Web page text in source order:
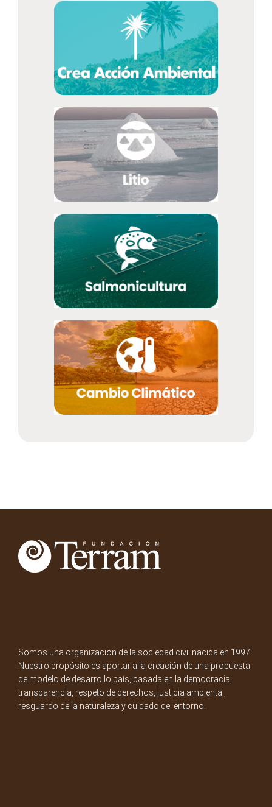
Somos una organización de la sociedad civil nacida en 1997.
Nuestro propósito es aportar a la creación de una propuesta
de modelo de desarrollo país, basada en la democracia,
transparencia, respeto de derechos, justicia ambiental,
resguardo de la naturaleza y cuidado del entorno.